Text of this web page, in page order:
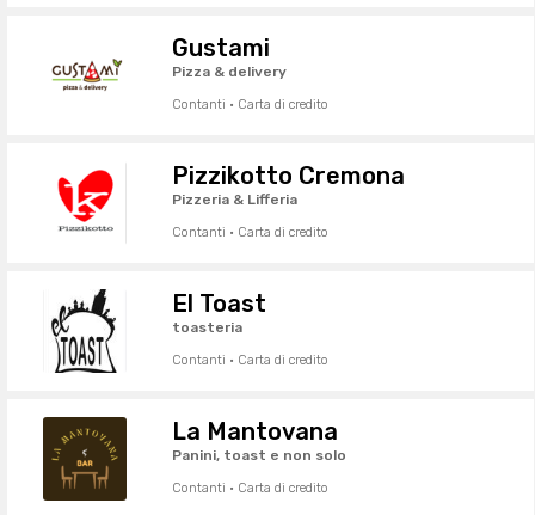
Gustami
Pizza & delivery
Contanti · Carta di credito
Pizzikotto Cremona
Pizzeria & Lifferia
Contanti · Carta di credito
El Toast
toasteria
Contanti · Carta di credito
La Mantovana
Panini, toast e non solo
Contanti · Carta di credito